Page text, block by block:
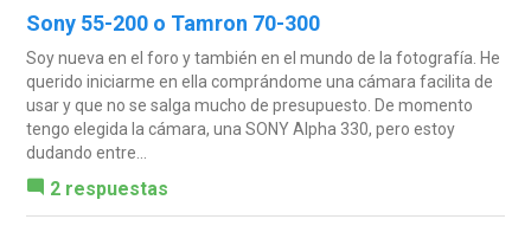
Sony 55-200 o Tamron 70-300
Soy nueva en el foro y también en el mundo de la fotografía. He
querido iniciarme en ella comprándome una cámara facilita de
usar y que no se salga mucho de presupuesto. De momento
tengo elegida la cámara, una SONY Alpha 330, pero estoy
dudando entre...
2 respuestas